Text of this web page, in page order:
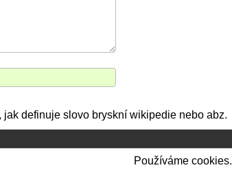
definuje slovo bryskní wikipedie nebo abz.
Používáme cookies.